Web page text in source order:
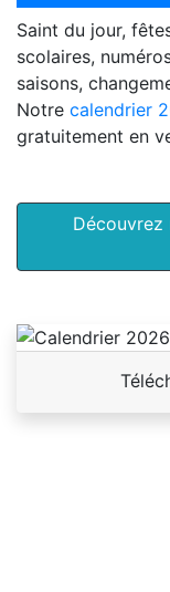
Saint du jour,
scolaires,
saisons,
Notre calendrier
gratuitement en
Découvrez